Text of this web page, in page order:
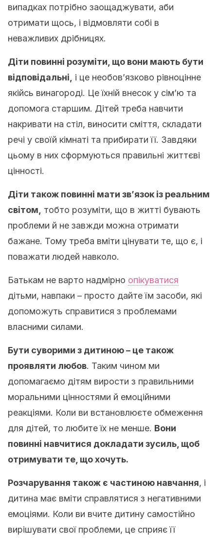
випадках потрібно заощаджувати, аби
отримати щось, і відмовляти собі в
неважливих дрібницях.
Діти повинні розуміти, що вони мають бути
відповідальні,
і це необов’язково рівноцінне
якійсь винагороді. Це їхній внесок у сім’ю та
допомога старшим. Дітей треба навчити
накривати на стіл, виносити сміття, складати
речі у своїй кімнаті та прибирати її. Завдяки
цьому в них сформуються правильні життєві
цінності.
Діти також повинні мати зв’язок із реальним
світом,
тобто розуміти, що в житті бувають
проблеми й не завжди можна отримати
бажане. Тому треба вміти цінувати те, що є, і
поважати людей навколо.
Батькам не варто надмірно опікуватися
дітьми, навпаки – просто дайте їм засоби, які
допоможуть справитися з проблемами
власними силами.
Бути суворими з дитиною – це також
проявляти любов. Таким чином ми
допомагаємо дітям вирости з правильними
моральними цінностями й емоційними
реакціями. Коли ви встановлюєте обмеження
для дітей, то любите їх не менше. Вони
повинні навчитися докладати зусиль, щоб
отримувати те, що хочуть.
Розчарування також є частиною навчання, і
дитина має вміти справлятися з негативними
емоціями. Коли ви вчите дитину самостійно
вирішувати свої проблеми, це сприяє її